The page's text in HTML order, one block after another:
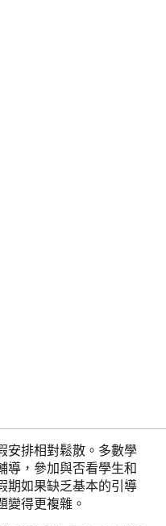
安排相對鬆散。多數學
導，參加與否看學生和
期如果缺乏基本的引導
變得更複雜。